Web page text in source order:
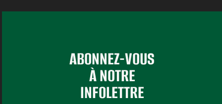
ABONNEZ-VOUS
À NOTRE
INFOLETTRE